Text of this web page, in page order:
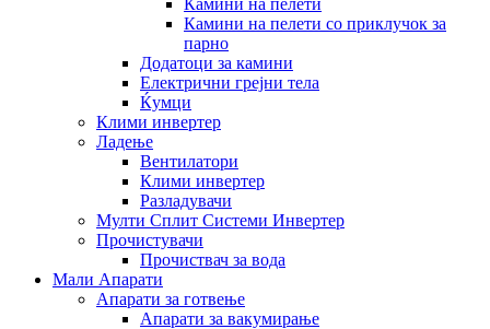
Камини на пелети со приклучок за
парно
Додатоци за камини
Електрични грејни тела
Ќумци
Клими инвертер
Ладење
Вентилатори
Клими инвертер
Разладувачи
Мулти Сплит Системи Инвертер
Прочистувачи
Прочиствач за вода
Мали Апарати
Апарати за готвење
Апарати за вакумирање